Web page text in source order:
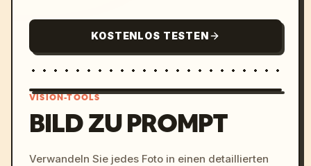
KOSTENLOS TESTEN
c, cyberpunk sunset, neon
VISION-TOOLS
BILD ZU PROMPT
Verwandeln Sie jedes Foto in einen detaillierten